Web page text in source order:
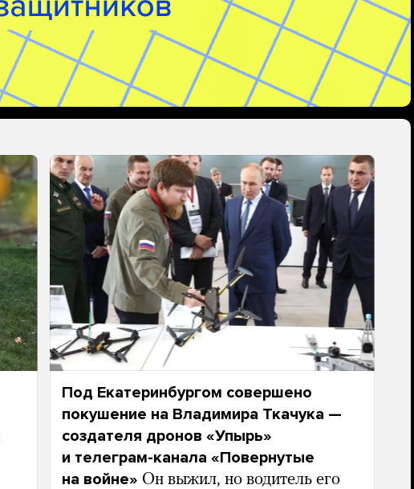
Под Екатеринбургом совершено
покушение на Владимира Ткачука —
создателя дронов «Упырь»
и телеграм-канала «Повернутые
на войне» Он выжил, но водитель его